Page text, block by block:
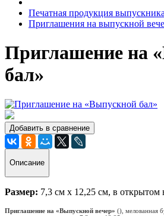
Печатная продукция
Приглашения на выпускной
Приглашение на
бал»
Добавить в сравнение
Описание
Размер: 7,3 см х 12,25 см, в открытом
Приглашение на «Выпускной вечер» (), мелованная